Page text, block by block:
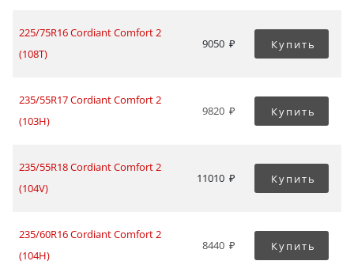
225/75R16 Cordiant Comfort 2
(108T)
9050 Купить
235/55R17 Cordiant Comfort 2
(103H)
9820 Купить
235/55R18 Cordiant Comfort 2
(104V)
11010 Купить
235/60R16 Cordiant Comfort 2
(104H)
8440 Купить